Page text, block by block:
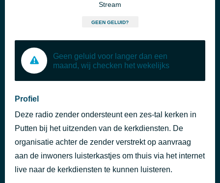
Stream
GEEN GELUID?
Geen geluid voor langer dan een
maand, wij checken het wekelijks
Profiel
Deze radio zender ondersteunt een zes-tal kerken in
Putten bij het uitzenden van de kerkdiensten. De
organisatie achter de zender verstrekt op aanvraag
aan de inwoners luisterkastjes om thuis via het internet
live naar de kerkdiensten te kunnen luisteren.